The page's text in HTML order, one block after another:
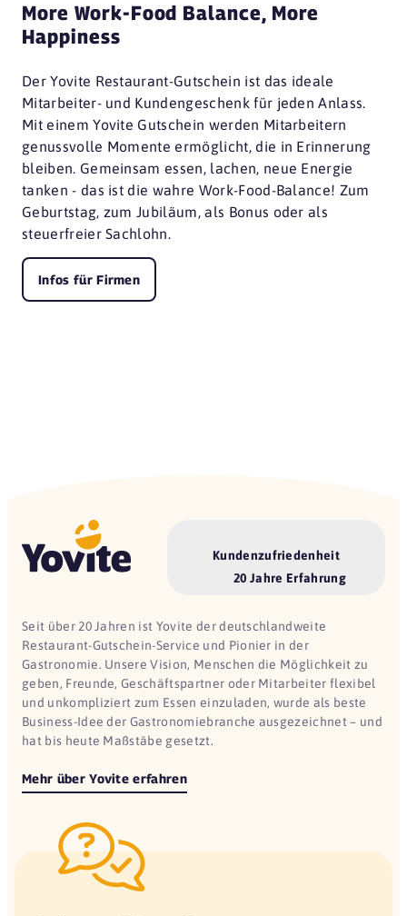
More Work-Food Balance, More
Happiness
Der Yovite Restaurant-Gutschein ist das ideale
Mitarbeiter- und Kundengeschenk für jeden Anlass.
Mit einem Yovite Gutschein werden Mitarbeitern
genussvolle Momente ermöglicht, die in Erinnerung
bleiben. Gemeinsam essen, lachen, neue Energie
tanken - das ist die wahre Work-Food-Balance! Zum
Geburtstag, zum Jubiläum, als Bonus oder als
steuerfreier Sachlohn.
Infos für Firmen
Kundenzufriedenheit
20 Jahre Erfahrung
Seit über 20 Jahren ist Yovite der deutschlandweite
Restaurant-Gutschein-Service und Pionier in der
Gastronomie. Unsere Vision, Menschen die Möglichkeit zu
geben, Freunde, Geschäftspartner oder Mitarbeiter flexibel
und unkompliziert zum Essen einzuladen, wurde als beste
Business-Idee der Gastronomiebranche ausgezeichnet – und
hat bis heute Maßstäbe gesetzt.
Mehr über Yovite erfahren